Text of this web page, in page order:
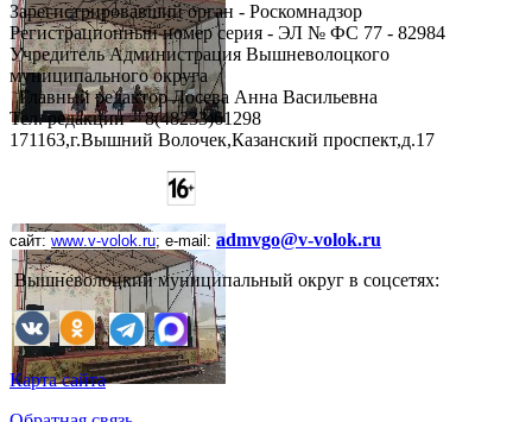
Зарегистрировавший орган - Роскомнадзор
Регистрационный номер серия - ЭЛ № ФС 77 - 82984
Учредитель Администрация Вышневолоцкого
муниципального округа
Главный редактор Лосева Анна Васильевна
Тел. редакции - ‎8(48233)61298
171163,г.Вышний Волочек,Казанский проспект,д.17
сайт: www.v-volok.ru; e-mail : admvgo@v-volok.ru
Вышневолоцкий муниципальный округ в соцсетях:
Карта сайта